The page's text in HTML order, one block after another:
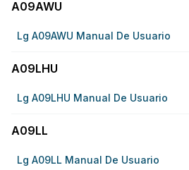
A09AWU
Lg A09AWU Manual De Usuario
A09LHU
Lg A09LHU Manual De Usuario
A09LL
Lg A09LL Manual De Usuario